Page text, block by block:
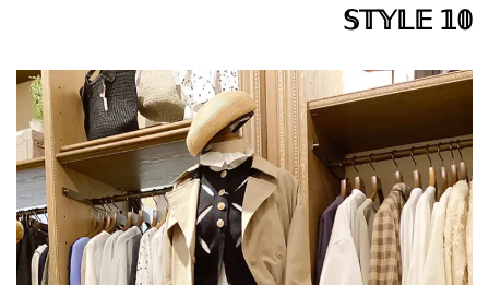
𝕊𝕋𝕐𝕃𝔼 𝟙𝟘